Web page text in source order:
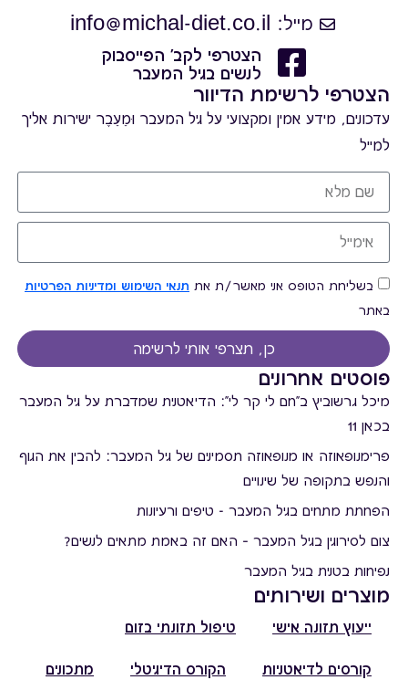
מייל: info@michal-diet.co.il
הצטרפי לקב' הפייסבוק
לנשים בגיל המעבר
פוסטים אחרונים
מיכל גרשוביץ ב"חם לי קר לי": הדיאטנית שמדברת על גיל המעבר
בכאן 11
פרימנופאוזה או מנופאוזה תסמינים של גיל המעבר: להבין את הגוף
והנפש בתקופה של שינויים
הפחתת מתחים בגיל המעבר - טיפים ורעיונות
צום לסירוגין בגיל המעבר – האם זה באמת מתאים לנשים?
נפיחות בטנית בגיל המעבר
מוצרים ושירותים
ייעוץ תזונה אישי טיפול תזונתי בזום
קורסים לדיאטניות הקורס הדיגיטלי מתכונים
הצטרפי לרשימת הדיוור
עדכונים, מידע אמין ומקצועי על גיל המעבר וּמֵעֵבֶר ישירות אליך
למייל
בשליחת הטופס אני מאשר/ת את תנאי השימוש ומדיניות הפרטיות
באתר
כן, תצרפי אותי לרשימה